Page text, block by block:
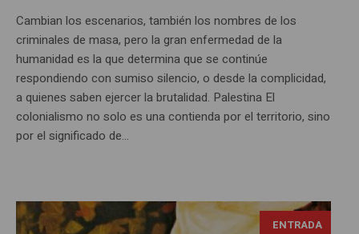
Cambian los escenarios, también los nombres de los
criminales de masa, pero la gran enfermedad de la
humanidad es la que determina que se continúe
respondiendo con sumiso silencio, o desde la complicidad,
a quienes saben ejercer la brutalidad. Palestina El
colonialismo no solo es una contienda por el territorio, sino
por el significado de...
ENTRADA